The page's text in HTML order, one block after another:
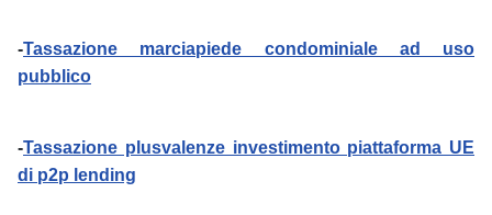
-Tassazione marciapiede condominiale ad uso
pubblico
-Tassazione plusvalenze investimento piattaforma UE
di p2p lending